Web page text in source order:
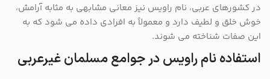
در کشورهای عربی، نام راویس نیز معانی مشابهی به مثابه آرامش،
خوش خلق و لطیف دارد و معمولاً به افرادی داده می شود که به
این صفات شناخته می شوند.
استفاده نام راویس در جوامع مسلمان غیرعربی